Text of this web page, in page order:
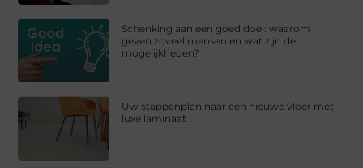
Schenking aan een goed doel: waarom
geven zoveel mensen en wat zijn de
mogelijkheden?
Uw stappenplan naar een nieuwe vloer met
luxe laminaat